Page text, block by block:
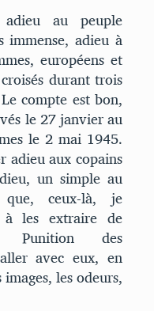
au peuple
immense, adieu à
européens et
durant trois
compte est bon,
le 27 janvier au
le 2 mai 1945.
adieu aux copains
un simple au
ceux-là, je
à les extraire de
Punition des
avec eux, en
les odeurs,